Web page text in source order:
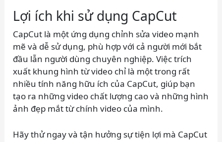
Lợi ích khi sử dụng CapCut
CapCut là một ứng dụng chỉnh sửa video mạnh
mẽ và dễ sử dụng, phù hợp với cả người mới bắt
đầu lẫn người dùng chuyên nghiệp. Việc trích
xuất khung hình từ video chỉ là một trong rất
nhiều tính năng hữu ích của CapCut, giúp bạn
tạo ra những video chất lượng cao và những hình
ảnh đẹp mắt từ chính video của mình.
Hãy thử ngay và tận hưởng sự tiện lợi mà CapCut